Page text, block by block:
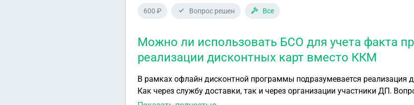
600 ₽ Вопрос решен Все
Можно ли использовать БСО для учета факта
реализации дисконтных карт вместо ККМ
В рамках офлайн дисконтной программы подразумевается реализация
Как через службу доставки, так и через организации участники ДП. Вопрос. Возможно ли организовать
учет факта продажи дисконтных карт без использования ККМ? Допустим применить БСО (квитанцию)